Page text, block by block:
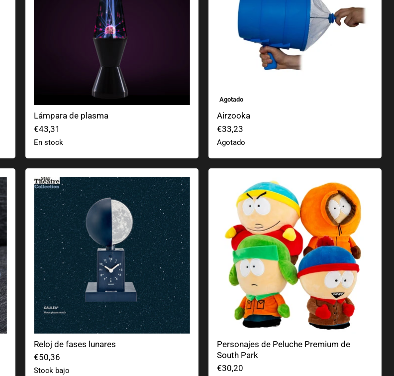
Lámpara de plasma
€43,31
En stock
Agotado
Airzooka
€33,23
Agotado
Reloj de fases lunares
Reloj de fases lunares
€50,36
Stock bajo
Personajes de Peluche Premium de South Park
Personajes de Peluche Premium de
South Park
€30,20